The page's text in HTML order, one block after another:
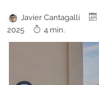
Javier Cantagalli
2025
4 min.